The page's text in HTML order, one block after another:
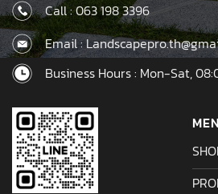
Call :063 198 3396
Email :
Business Hours : Mon-Sat,